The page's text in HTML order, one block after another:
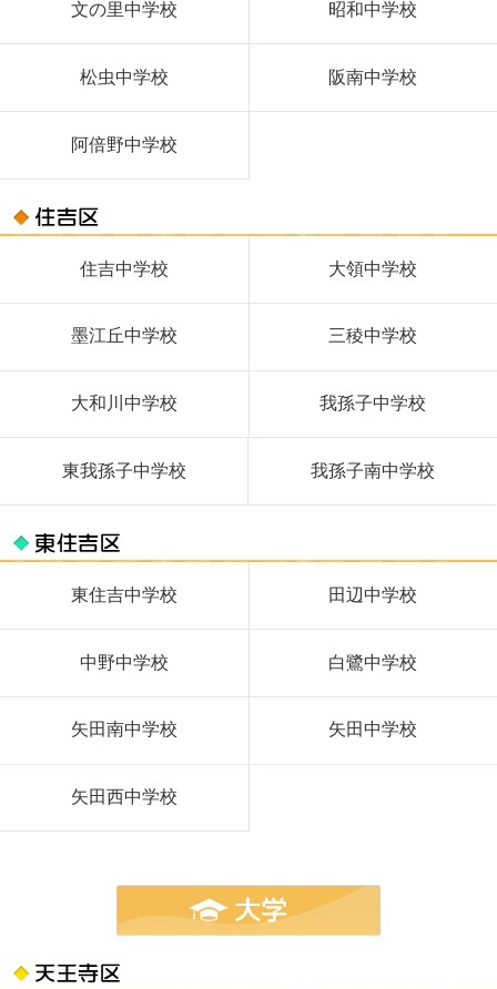
文の里中学校 昭和中学校
松虫中学校 阪南中学校
阿倍野中学校
住吉中学校 大領中学校
墨江丘中学校 三稜中学校
大和川中学校 我孫子中学校
東我孫子中学校 我孫子南中学校
東住吉中学校 田辺中学校
中野中学校 白鷺中学校
矢田南中学校 矢田中学校
矢田西中学校